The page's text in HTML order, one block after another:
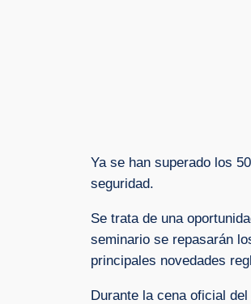
Ya se han superado los
seguridad.
Se trata de una
seminario se repasarán
principales novedades
Durante la cena oficial